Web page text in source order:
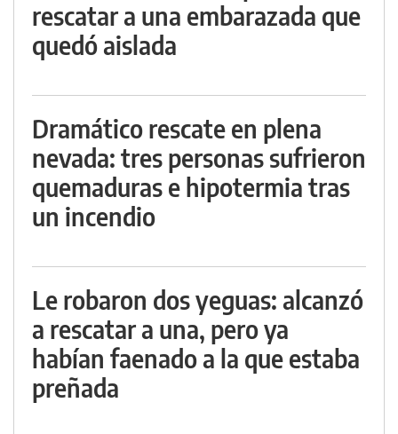
rescatar a una embarazada que
quedó aislada
Dramático rescate en plena
nevada: tres personas sufrieron
quemaduras e hipotermia tras
un incendio
Le robaron dos yeguas: alcanzó
a rescatar a una, pero ya
habían faenado a la que estaba
preñada